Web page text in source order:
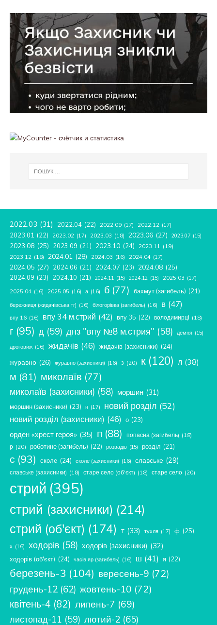
2022.03 (31) 2022.04 (22) 2022.09 (17) 2022.12 (17)
2023.01 (22) 2023.02 (17) 2023.03 (18) 2023.06 (27) 2023.07 (15)
2023.08 (25) 2023.09 (21) 2023.10 (24) 2023.11 (19)
2023.12 (18) 2024.01 (28) 2024.03 (16) 2024.04 (17)
2024.05 (27) 2024.06 (21) 2024.07 (23) 2024.08 (25)
2024.09 (23) 2024.10 (21) 2024.11 (15) 2024.12 (15) 2025.03 (17)
2025.04 (16) 2025.05 (16) а (16) б (77) бахмут (загибель) (21)
бережниця (жидачівська тг) (16) білогорівка (загибель) (16) в (47)
впу 16 (16) впу 34 м.стрий (42) впу 35 (22) володимирці (18)
г (95) д (59) днз "впу №8 м.стрия" (58) демня (15)
дроговиж (16) жидачів (46) жидачів (захисники) (24)
журавно (26) журавно (захисники) (16) з (20) к (120) л (38)
м (81) миколаїв (77)
миколаїв (захисники) (58) моршин (31)
моршин (захисники) (23) н (17) новий розділ (52)
новий розділ (захисники) (46) о (23)
орден «хрест героя» (35) п (88) попасна (загибель) (18)
р (20) роботине (загибель) (22) розвадів (15) розділ (21)
с (93) сколе (24) сколе (захисники) (16) славське (29)
славське (захисники) (18) старе село (об'єкт) (18) старе село (20)
стрий (395)
стрий (захисники) (214)
стрий (об'єкт) (174) т (33) тухля (17) ф (25)
х (16) ходорів (58) ходорів (захисники) (32)
ходорів (об'єкт) (24) часів яр (загибель) (16) ш (41) я (22)
березень-3 (104) вересень-9 (72)
грудень-12 (62) жовтень-10 (72)
квітень-4 (82) липень-7 (69)
листопад-11 (59) лютий-2 (65)